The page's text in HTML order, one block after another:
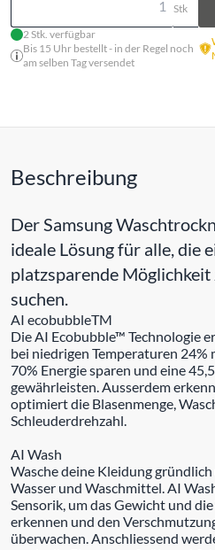
Stk
2 Stk. verfügbar
Bis 15 Uhr bestellt - in der Regel noch
am selben Tag versendet
Beschreibung
Der Samsung
ideale Lösung für alle, die
platzsparende
suchen.
AI ecobubbleTM
Die AI Ecobubble™ Technologie
bei niedrigen Temperaturen 24%
70% Energie sparen und eine
gewährleisten. Ausserdem
optimiert die Blasenmenge,
Schleuderdrehzahl.
AI Wash
Wasche deine Kleidung
Wasser und Waschmittel. AI
Sensorik, um das Gewicht und
erkennen und den
überwachen. Anschliessend